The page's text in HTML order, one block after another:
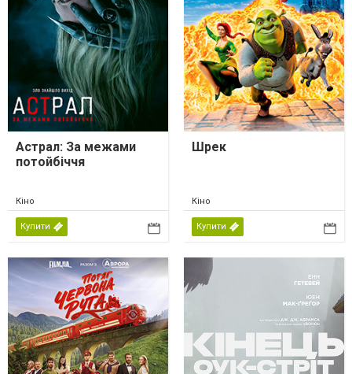
Астрал: За межами
потойбіччя
Кіно
Купити
Шрек
Кіно
Купити